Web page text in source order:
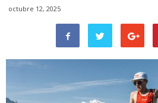
octubre 12, 2025